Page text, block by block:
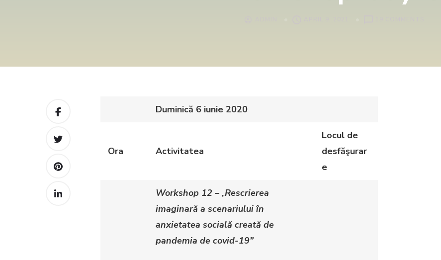
Duminică 6 iunie 2020
Ora Activitatea
Locul de
desfăşurar
e
Workshop 12 – „Rescrierea
imaginară a scenariului în
anxietatea socială creată de
pandemia de covid-19”